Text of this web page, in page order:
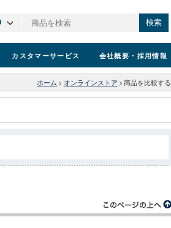
検索
カスタマーサービス 会社概要 ・採用情報
ホーム > オンラインストア > 商品を比較する